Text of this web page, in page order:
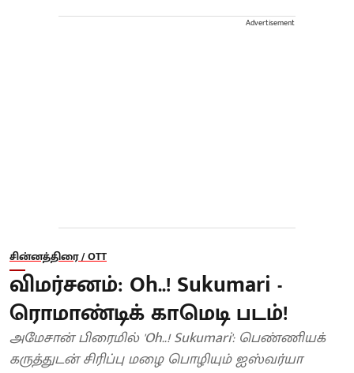
Advertisement
சின்னத்திரை / OTT
விமர்சனம்: Oh..! Sukumari -
ரொமாண்டிக் காமெடி படம்!
அமேசான் பிரைமில் 'Oh..! Sukumari': பெண்ணியக்
கருத்துடன் சிரிப்பு மழை பொழியும் ஐஸ்வர்யா